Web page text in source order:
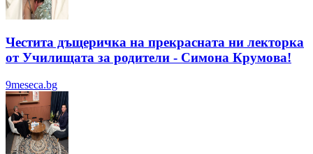
Честита дъщеричка на прекрасната ни лекторка
от Училищата за родители - Симона Крумова!
9meseca.bg